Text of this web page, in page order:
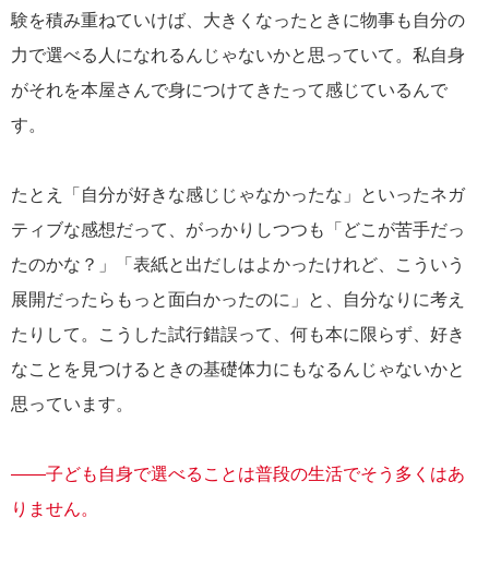
験を積み重ねていけば、大きくなったときに物事も自分の
力で選べる人になれるんじゃないかと思っていて。私自身
がそれを本屋さんで身につけてきたって感じているんで
す。
たとえ「自分が好きな感じじゃなかったな」といったネガ
ティブな感想だって、がっかりしつつも「どこが苦手だっ
たのかな？」「表紙と出だしはよかったけれど、こういう
展開だったらもっと面白かったのに」と、自分なりに考え
たりして。こうした試行錯誤って、何も本に限らず、好き
なことを見つけるときの基礎体力にもなるんじゃないかと
思っています。
――子ども自身で選べることは普段の生活でそう多くはあ
りません。